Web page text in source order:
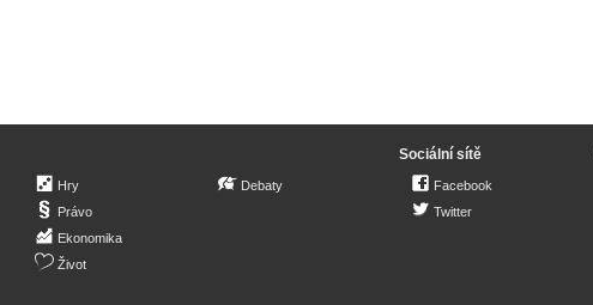
Hry
Právo
Ekonomika
Život
Debaty
Sociální sítě
Facebook
Twitter